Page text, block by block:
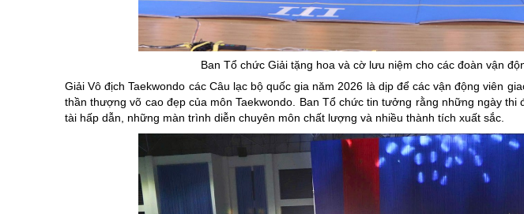
Ban Tổ chức Giải tặng hoa và cờ lưu niệm cho các đoàn vận
Giải Vô địch Taekwondo các Câu lạc bộ quốc gia năm 2026 là dịp để các vận động viên
thần thượng võ cao đẹp của môn Taekwondo. Ban Tổ chức tin tưởng rằng những ngày thi
tài hấp dẫn, những màn trình diễn chuyên môn chất lượng và nhiều thành tích xuất sắc.